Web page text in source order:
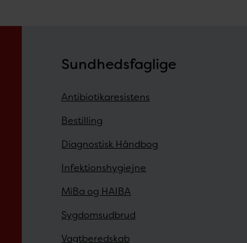
Sundhedsfaglige
Antibiotikaresistens
Bestilling
Diagnostisk Håndbog
Infektionshygiejne
MiBa og HAIBA
Sygdomsudbrud
Vagtberedskab